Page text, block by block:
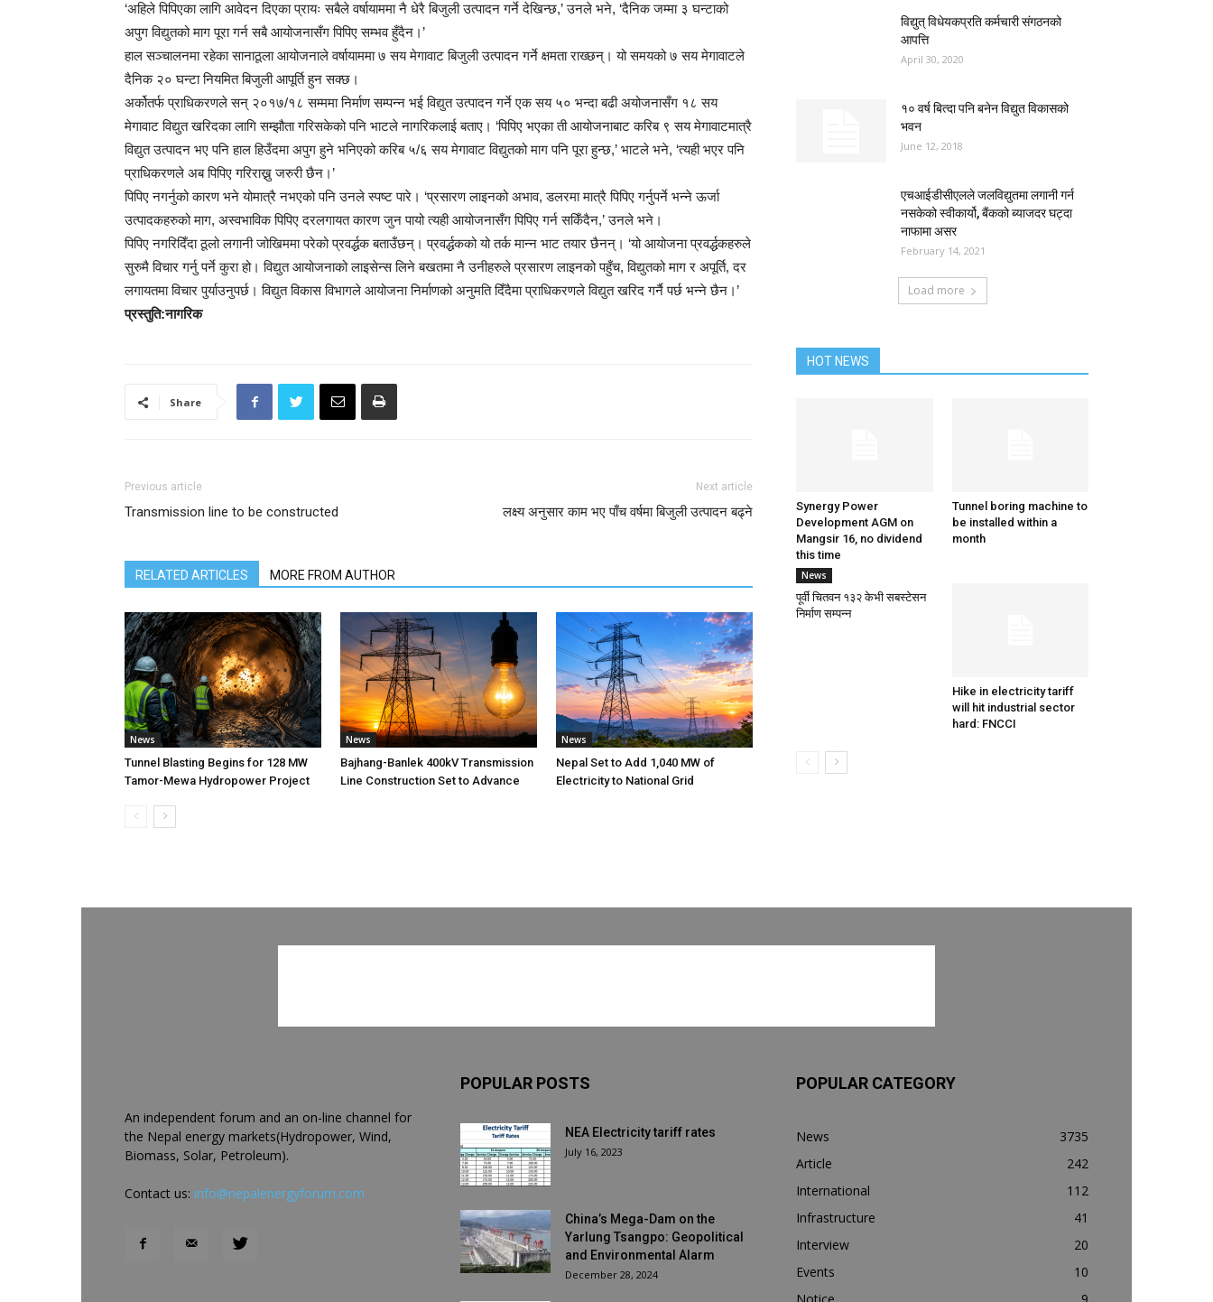
‘अहिले पिपिएका लागि आवेदन दिएका प्रायः सबैले वर्षायाममा नै धेरै बिजुली उत्पादन गर्ने देखिन्छ,’ उनले भने, ‘दैनिक जम्मा ३ घन्टाको
अपुग विद्युतको माग पूरा गर्न सबै आयोजनासँग पिपिए सम्भव हुँदैन।’
हाल सञ्चालनमा रहेका सानाठूला आयोजनाले वर्षायाममा ७ सय मेगावाट बिजुली उत्पादन गर्ने क्षमता राख्छन्। यो समयको ७ सय मेगावाटले
दैनिक २० घन्टा नियमित बिजुली आपूर्ति हुन सक्छ।
अर्कोतर्फ प्राधिकरणले सन् २०१७/१८ सम्ममा निर्माण सम्पन्न भई विद्युत उत्पादन गर्ने एक सय ५० भन्दा बढी अयोजनासँग १८ सय
मेगावाट विद्युत खरिदका लागि सम्झौता गरिसकेको पनि भाटले नागरिकलाई बताए। ‘पिपिए भएका ती आयोजनाबाट करिब ९ सय मेगावाटमात्रै
विद्युत उत्पादन भए पनि हाल हिउँदमा अपुग हुने भनिएको करिब ५/६ सय मेगावाट विद्युतको माग पनि पूरा हुन्छ,’ भाटले भने, ‘त्यही भएर पनि
प्राधिकरणले अब पिपिए गरिराख्नु जरुरी छैन।’
पिपिए नगर्नुको कारण भने योमात्रै नभएको पनि उनले स्पष्ट पारे। ‘प्रसारण लाइनको अभाव, डलरमा मात्रै पिपिए गर्नुपर्ने भन्ने ऊर्जा
उत्पादकहरुको माग, अस्वभाविक पिपिए दरलगायत कारण जुन पायो त्यही आयोजनासँग पिपिए गर्न सकिँदैन,’ उनले भने।
पिपिए नगरिदिँदा ठूलो लगानी जोखिममा परेको प्रवर्द्धक बताउँछन्। प्रवर्द्धकको यो तर्क मान्न भाट तयार छैनन्। ‘यो आयोजना प्रवर्द्धकहरुले
सुरुमै विचार गर्नु पर्ने कुरा हो। विद्युत आयोजनाको लाइसेन्स लिने बखतमा नै उनीहरुले प्रसारण लाइनको पहुँच, विद्युतको माग र अपूर्ति, दर
लगायतमा विचार पुर्याउनुपर्छ। विद्युत विकास विभागले आयोजना निर्माणको अनुमति दिँदैमा प्राधिकरणले विद्युत खरिद गर्नै पर्छ भन्ने छैन।’
प्रस्तुति:नागरिक
Share
Previous article
Transmission line to be constructed
Next article
लक्ष्य अनुसार काम भए पाँच वर्षमा बिजुली उत्पादन बढ्ने
RELATED ARTICLES MORE FROM AUTHOR
News
Tunnel Blasting Begins for 128 MW
Tamor-Mewa Hydropower Project
News
Bajhang-Banlek 400kV Transmission
Line Construction Set to Advance
News
Nepal Set to Add 1,040 MW of
Electricity to National Grid
विद्युत् विधेयकप्रति कर्मचारी संगठनको
आपत्ति
April 30, 2020
१० वर्ष बित्दा पनि बनेन विद्युत विकासको
भवन
June 12, 2018
एचआईडीसीएलले जलविद्युतमा लगानी गर्न
नसकेको स्वीकार्यो, बैंकको ब्याजदर घट्दा
नाफामा असर
February 14, 2021
Load more
HOT NEWS
Synergy Power
Development AGM on
Mangsir 16, no dividend
this time
Tunnel boring machine to
be installed within a
month
News
पूर्वी चितवन १३२ केभी सबस्टेसन
निर्माण सम्पन्न
Hike in electricity tariff
will hit industrial sector
hard: FNCCI
An independent forum and an on-line channel for
the Nepal energy markets(Hydropower, Wind,
Biomass, Solar, Petroleum).
Contact us: info@nepalenergyforum.com
POPULAR POSTS
NEA Electricity tariff rates
July 16, 2023
China’s Mega-Dam on the
Yarlung Tsangpo: Geopolitical
and Environmental Alarm
December 28, 2024
POPULAR CATEGORY
News
3735
Article
242
International
112
Infrastructure
41
Interview
20
Events
10